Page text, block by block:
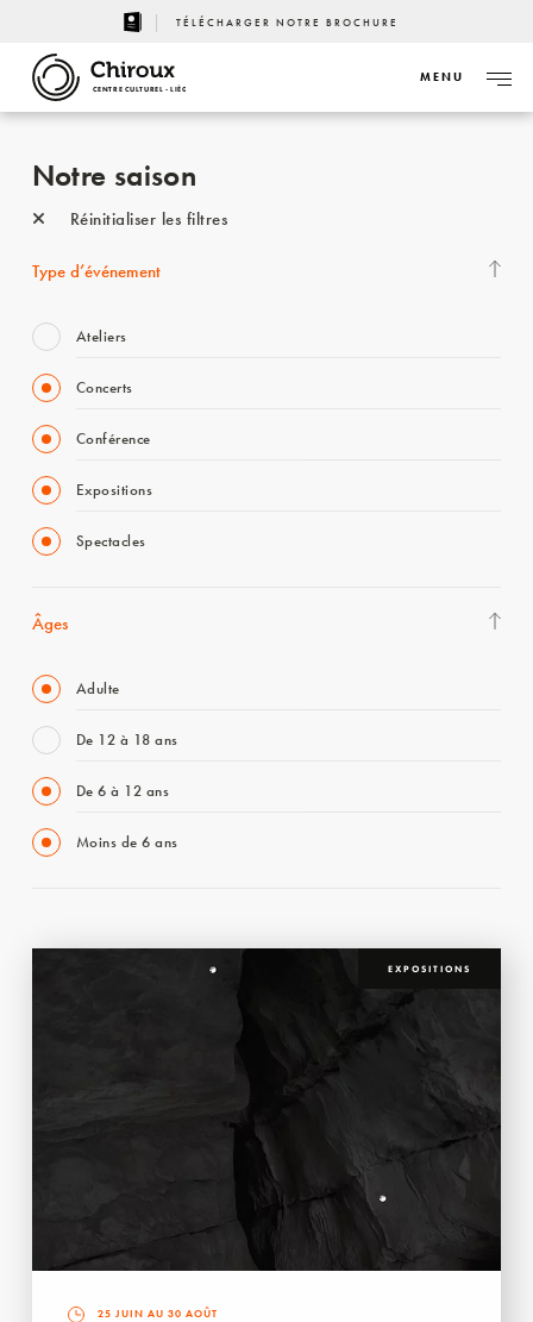
TÉLÉCHARGER NOTRE BROCHURE
CENTRE CULTUREL - LIÈGE
MENU
Notre saison
Réinitialiser les filtres
Type d’événement
Ateliers
Concerts
Conférence
Expositions
Spectacles
Âges
Adulte
De 12 à 18 ans
De 6 à 12 ans
Moins de 6 ans
EXPOSITIONS
25 JUIN AU 30 AOÛT